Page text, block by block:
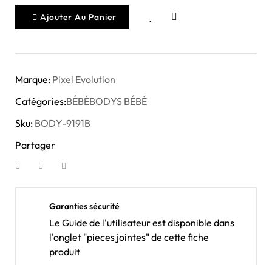
Ajouter Au Panier
Marque: Pixel Evolution
Catégories:BÉBÉBODYS BÉBÉ
Sku: BODY-9191B
Partager
Garanties sécurité
Le Guide de l'utilisateur est disponible dans
l'onglet "pieces jointes" de cette fiche
produit